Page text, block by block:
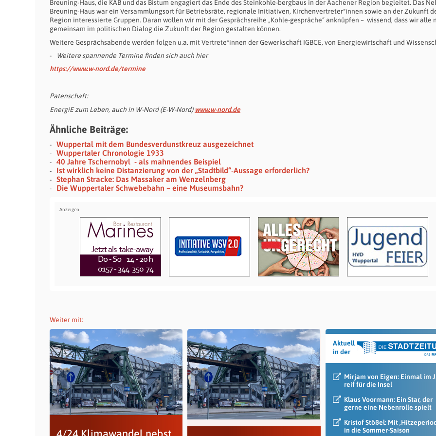
Breuning-Haus, die KAB und das Bistum engagiert das Ende des Steinkohle-bergbaus in der Aachener Region begleitet. Das
Breuning-Haus war ein Versammlungsort für Betriebsräte, regionale Initiativen, Kirchenvertreter*innen sowie an der Zukunft
Region interessierte Gruppen. Daran wollen wir mit der Gesprächsreihe „Kohle-gespräche“ anknüpfen – wissend, dass wir alle
gemeinsam im politischen Dialog die Zukunft der Region gestalten können.
Weitere Gesprächsabende werden folgen u.a. mit Vertrete*innen der Gewerkschaft IGBCE, von Energiewirtschaft und
Weitere spannende Termine finden sich auch hier
https://www.w-nord.de/termine
Patenschaft:
EnergiE zum Leben, auch in W-Nord (E-W-Nord) www.w-nord.de
Ähnliche Beiträge:
Wuppertal mit dem Bundesverdunstkreuz ausgezeichnet
Wuppertaler Chronologie 1933
40 Jahre Tschernobyl - als mahnendes Beispiel
Ist wirklich keine Distanzierung von der „Stadtbild“-Aussage erforderlich?
Stephan Stracke: Das Massaker am Wenzelnberg
Die Wuppertaler Schwebebahn – eine Museumsbahn?
Weiter mit:
Aktuell
in der
Mirjam von Eigen: Einmal im
reif für die Insel
Klaus Voormann: Ein Star, der
gerne eine Nebenrolle spielt
Kristof Stößel: Mit
in die Sommer-Saison